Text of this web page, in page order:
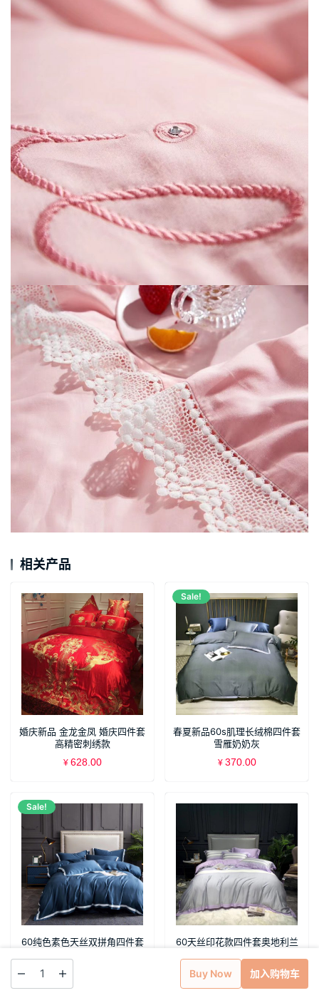
Buy Now 加入购物车
相关产品
婚庆新品 金龙金凤 婚庆四件套
高精密刺绣款
¥ 628.00
Sale!
春夏新品60s肌理长绒棉四件套
雪雁奶奶灰
¥ 370.00
Sale!
60纯色素色天丝双拼角四件套
¥
60天丝印花款四件套奥地利兰
¥ 390.00